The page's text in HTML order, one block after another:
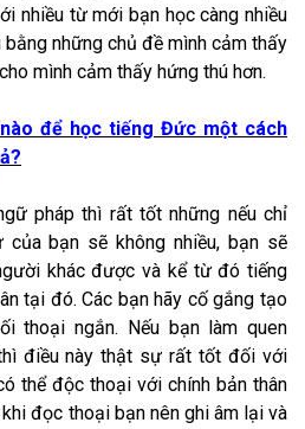
nhiều từ mới bạn học càng nhiều
những chủ đề mình cảm thấy
mình cảm thấy hứng thú hơn.
để học tiếng Đức một cách
pháp thì rất tốt những nếu chỉ
bạn sẽ không nhiều, bạn sẽ
khác được và kể từ đó tiếng
tại đó. Các bạn hãy cố gắng tạo
thoại ngắn. Nếu bạn làm quen
điều này thật sự rất tốt đối với
thể độc thoại với chính bản thân
đọc thoại bạn nên ghi âm lại và